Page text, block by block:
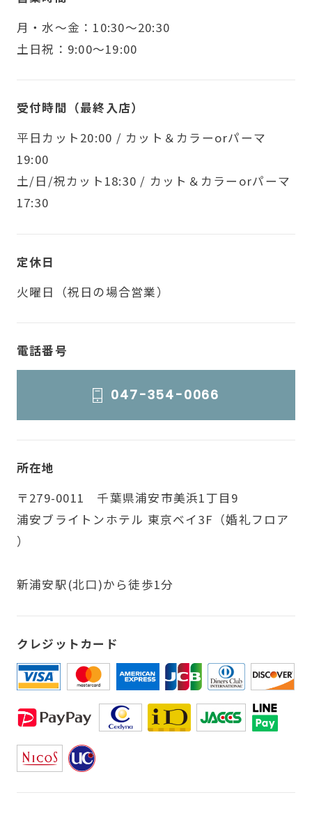
月・水〜金：10:30～20:30
土日祝：9:00～19:00
受付時間（最終入店）
平日カット20:00 / カット＆カラーorパーマ
19:00
土/日/祝カット18:30 / カット＆カラーorパーマ
17:30
定休日
火曜日（祝日の場合営業）
電話番号
047-354-0066
所在地
〒279-0011 千葉県浦安市美浜1丁目9
浦安ブライトンホテル 東京ベイ3F（婚礼フロア
）
新浦安駅(北口)から徒歩1分
クレジットカード